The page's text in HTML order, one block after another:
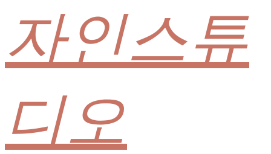
자인스튜
디오